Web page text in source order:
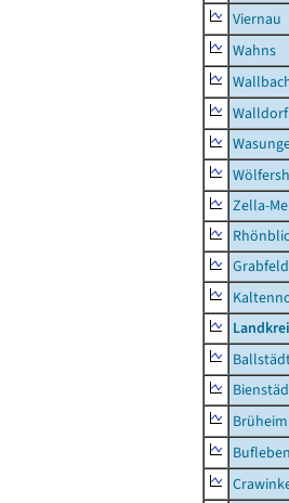
Viernau
Wahns
Walldorf
Zella-
Grabfeld
Brüheim